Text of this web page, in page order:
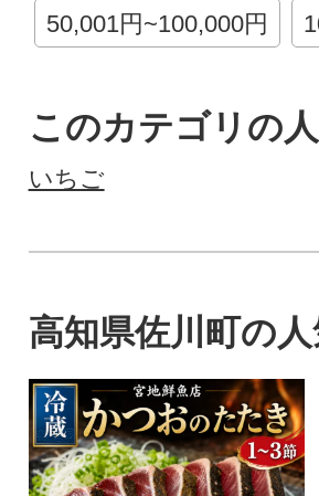
50,001円~100,000円
このカテゴリの
いちご
高知県佐川町の